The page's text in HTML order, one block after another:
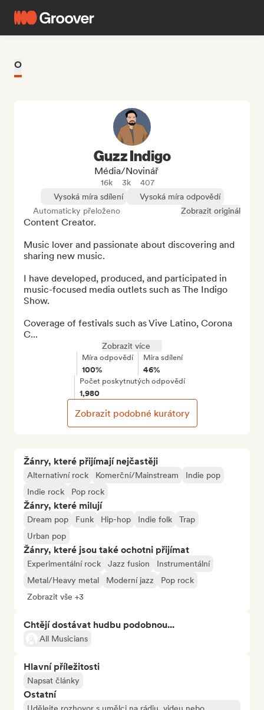
O
Žánry, které přijímají nejčastěji
Alternativní rock Komerční/Mainstream
Indie pop
Indie rock
Pop rock
Žánry, které milují
Dream pop Funk Hip-hop Indie folk
Trap
Urban pop
Žánry, které jsou také ochotni přijímat
Experimentální rock Jazz fusion
Instrumentální
Metal/Heavy metal
Moderní jazz
Pop rock
Zobrazit vše +3
Chtějí dostávat hudbu podobnou...
All Musicians
Hlavní příležitosti
Napsat články
Ostatní
Guzz Indigo
Média/novinář
16k 3k
407
Vysoká míra sdílení
Vysoká míra odpovědí
Automaticky přeloženo
Zobrazit originál
Content Creator.
Music lover and passionate about discovering and
sharing new music.
I have developed, produced, and participated in
music-focused media outlets such as The Indigo
Show.
Coverage of festivals such as Vive Latino, Corona
C...
Zobrazit více
Míra odpovědí
100%
Míra sdílení
46%
Počet poskytnutých odpovědí
1,980
Zobrazit podobné kurátory